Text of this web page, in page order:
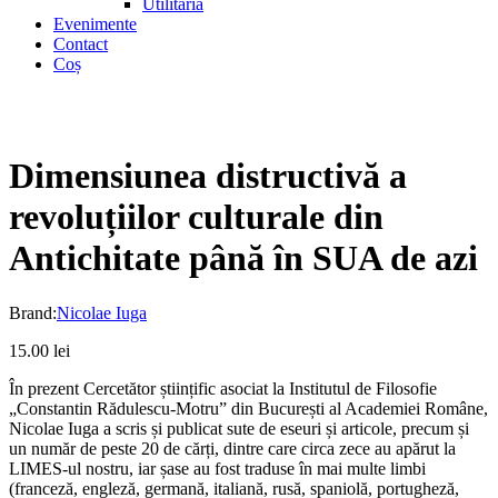
Utilitaria
Evenimente
Contact
Coș
Dimensiunea distructivă a
revoluțiilor culturale din
Antichitate până în SUA de azi
Brand:Nicolae Iuga
15.00 lei
În prezent Cercetător științific asociat la Institutul de Filosofie
„Constantin Rădulescu-Motru” din București al Academiei Române,
Nicolae Iuga a scris și publicat sute de eseuri și articole, precum și
un număr de peste 20 de cărți, dintre care circa zece au apărut la
LIMES-ul nostru, iar șase au fost traduse în mai multe limbi
(franceză, engleză, germană, italiană, rusă, spaniolă, portugheză,